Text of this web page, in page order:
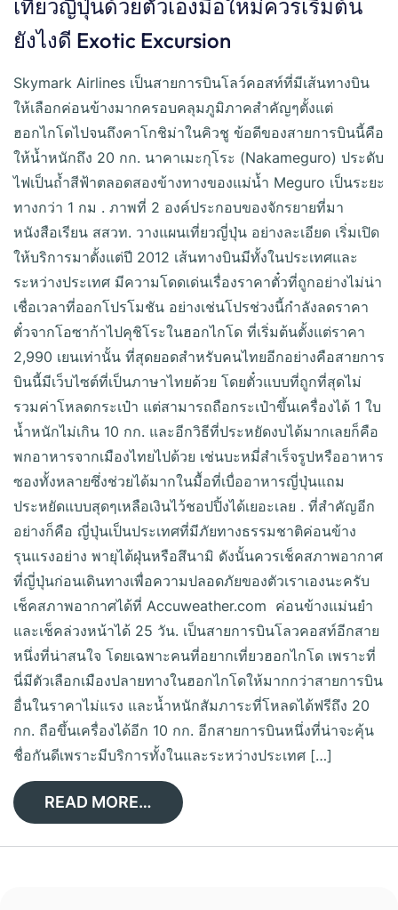
เที่ยวญี่ปุ่นด้วยตัวเองมือใหม่ควรเริ่มต้น
ยังไงดี Exotic Excursion
Skymark Airlines เป็นสายการบินโลว์คอสท์ที่มีเส้นทางบิน
ให้เลือกค่อนข้างมากครอบคลุมภูมิภาคสำคัญๆตั้งแต่
ฮอกไกโดไปจนถึงคาโกชิม่าในคิวชู ข้อดีของสายการบินนี้คือ
ให้น้ำหนักถึง 20 กก. นาคาเมะกุโระ (Nakameguro) ประดับ
ไฟเป็นถ้ำสีฟ้าตลอดสองข้างทางของแม่น้ำ Meguro เป็นระยะ
ทางกว่า 1 กม . ภาพที่ 2 องค์ประกอบของจักรยายที่มา
หนังสือเรียน สสวท. วางแผนเที่ยวญี่ปุ่น อย่างละเอียด เริ่มเปิด
ให้บริการมาตั้งแต่ปี 2012 เส้นทางบินมีทั้งในประเทศและ
ระหว่างประเทศ มีความโดดเด่นเรื่องราคาตั๋วที่ถูกอย่างไม่น่า
เชื่อเวลาที่ออกโปรโมชัน อย่างเช่นโปรช่วงนี้กำลังลดราคา
ตั๋วจากโอซาก้าไปคุชิโระในฮอกไกโด ที่เริ่มต้นตั้งแต่ราคา
2,990 เยนเท่านั้น ที่สุดยอดสำหรับคนไทยอีกอย่างคือสายการ
บินนี้มีเว็บไซต์ที่เป็นภาษาไทยด้วย โดยตั๋วแบบที่ถูกที่สุดไม่
รวมค่าโหลดกระเป๋า แต่สามารถถือกระเป๋าขึ้นเครื่องได้ 1 ใบ
น้ำหนักไม่เกิน 10 กก. และอีกวิธีที่ประหยัดงบได้มากเลยก็คือ
พกอาหารจากเมืองไทยไปด้วย เช่นบะหมี่สำเร็จรูปหรืออาหาร
ซองทั้งหลายซึ่งช่วยได้มากในมื้อที่เบื่ออาหารญี่ปุ่นแถม
ประหยัดแบบสุดๆเหลือเงินไว้ชอปปิ้งได้เยอะเลย . ที่สำคัญอีก
อย่างก็คือ ญี่ปุ่นเป็นประเทศที่มีภัยทางธรรมชาติค่อนข้าง
รุนแรงอย่าง พายุไต้ฝุ่นหรือสึนามิ ดังนั้นควรเช็คสภาพอากาศ
ที่ญี่ปุ่นก่อนเดินทางเพื่อความปลอดภัยของตัวเราเองนะครับ
เช็คสภาพอากาศได้ที่ Accuweather.com ค่อนข้างแม่นยำ
และเช็คล่วงหน้าได้ 25 วัน. เป็นสายการบินโลวคอสท์อีกสาย
หนึ่งที่น่าสนใจ โดยเฉพาะคนที่อยากเที่ยวฮอกไกโด เพราะที่
นี่มีตัวเลือกเมืองปลายทางในฮอกไกโดให้มากกว่าสายการบิน
อื่นในราคาไม่แรง และน้ำหนักสัมภาระที่โหลดได้ฟรีถึง 20
กก. ถือขึ้นเครื่องได้อีก 10 กก. อีกสายการบินหนึ่งที่น่าจะคุ้น
ชื่อกันดีเพราะมีบริการทั้งในและระหว่างประเทศ […]
READ MORE…